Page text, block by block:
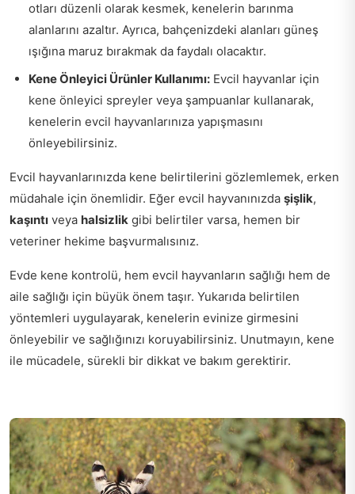
otları düzenli olarak kesmek, kenelerin barınma
alanlarını azaltır. Ayrıca, bahçenizdeki alanları güneş
ışığına maruz bırakmak da faydalı olacaktır.
Kene Önleyici Ürünler Kullanımı: Evcil hayvanlar için
kene önleyici spreyler veya şampuanlar kullanarak,
kenelerin evcil hayvanlarınıza yapışmasını
önleyebilirsiniz.
Evcil hayvanlarınızda kene belirtilerini gözlemlemek, erken
müdahale için önemlidir. Eğer evcil hayvanınızda şişlik,
kaşıntı veya halsizlik gibi belirtiler varsa, hemen bir
veteriner hekime başvurmalısınız.
Evde kene kontrolü, hem evcil hayvanların sağlığı hem de
aile sağlığı için büyük önem taşır. Yukarıda belirtilen
yöntemleri uygulayarak, kenelerin evinize girmesini
önleyebilir ve sağlığınızı koruyabilirsiniz. Unutmayın, kene
ile mücadele, sürekli bir dikkat ve bakım gerektirir.